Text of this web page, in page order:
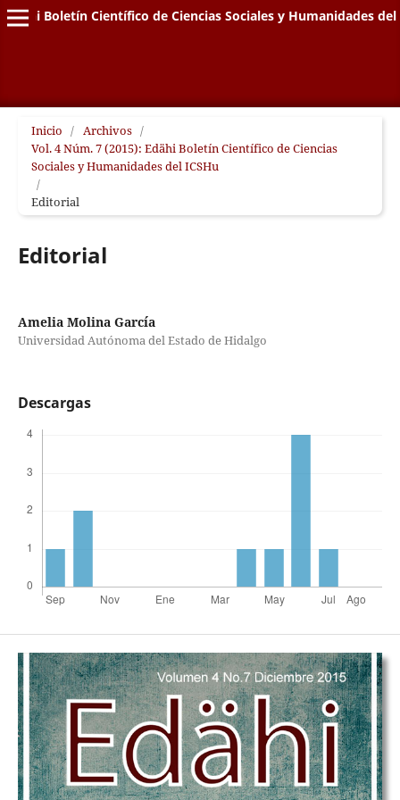
Edähi Boletín Científico de Ciencias Sociales y Humanidades del
Inicio / Archivos /
Vol. 4 Núm. 7 (2015): Edähi Boletín Científico de Ciencias
Sociales y Humanidades del ICSHu
/
Editorial
Editorial
Amelia Molina García
Universidad Autónoma del Estado de Hidalgo
Descargas